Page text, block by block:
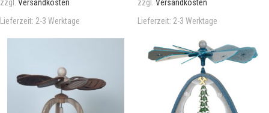
zzgl. Versandkosten
Lieferzeit: 2-3 Werktage
zzgl. Versandkosten
Lieferzeit: 2-3 Werktage